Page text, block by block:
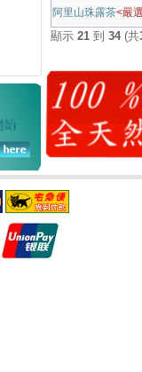
阿里山珠露茶<嚴
顯示 21到 34(共